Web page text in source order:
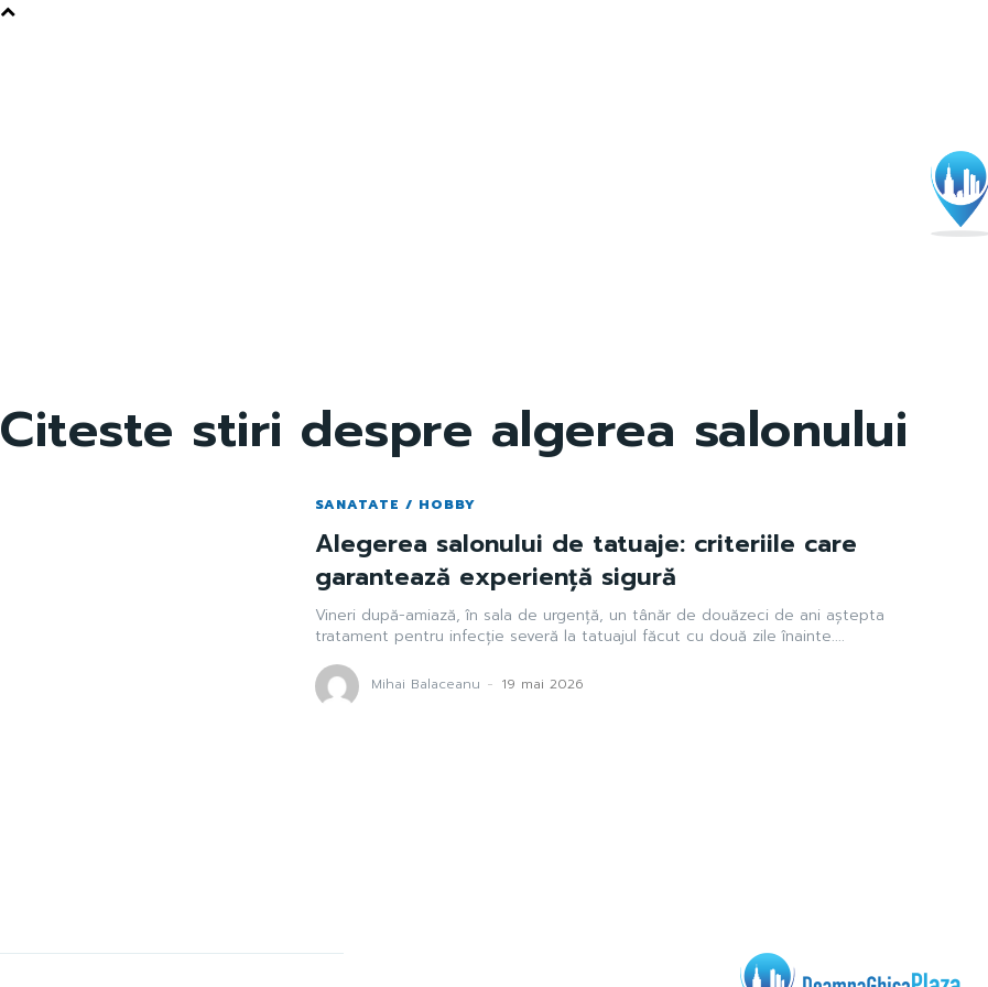
Citeste stiri despre algerea salonului
SANATATE / HOBBY
Alegerea salonului de tatuaje: criteriile care
garantează experiență sigură
Vineri după-amiază, în sala de urgență, un tânăr de douăzeci de ani aștepta
tratament pentru infecție severă la tatuajul făcut cu două zile înainte....
Mihai Balaceanu - 19 mai 2026